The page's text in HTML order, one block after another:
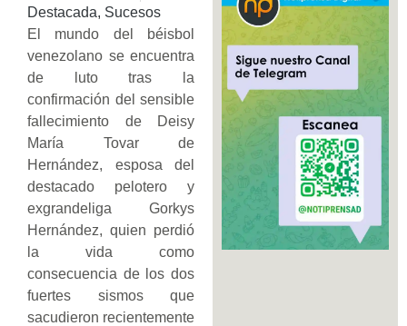
Destacada, Sucesos
​El mundo del béisbol
venezolano se encuentra
de luto tras la
confirmación del sensible
fallecimiento de Deisy
María Tovar de
Hernández, esposa del
destacado pelotero y
exgrandeliga Gorkys
Hernández, quien perdió
la vida como
consecuencia de los dos
fuertes sismos que
sacudieron recientemente